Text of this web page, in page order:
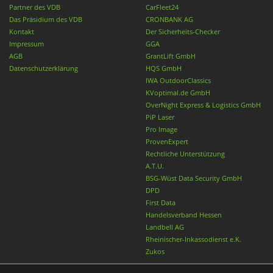
Partner des VDB
Das Präsidium des VDB
Kontakt
Impressum
AGB
Datenschutzerklärung
CarFleet24
CRONBANK AG
Der Sicherheits-Checker
GGA
GrantLift GmbH
HQS GmbH
IWA OutdoorClassics
KVoptimal.de GmbH
OverNight Express & Logistics GmbH
PiP Laser
Pro Image
ProvenExpert
Rechtliche Unterstützung
A.T.U.
BSG-Wüst Data Security GmbH
DPD
First Data
Handelsverband Hessen
Landbell AG
Rheinischer-Inkassodienst e.K.
Zukos